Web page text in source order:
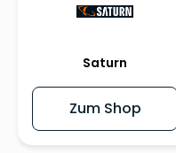
Saturn
Zum Shop